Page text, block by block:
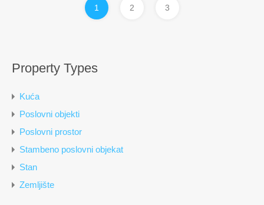
1 2 3
Property Types
Kuća
Poslovni objekti
Poslovni prostor
Stambeno poslovni objekat
Stan
Zemljište